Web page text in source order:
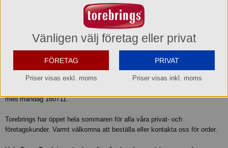
Vi firar sommaren med lägre fraktpris för order med Privpak hämtpaket i
butik till privatpersoner!
med måndag 160711.
Torebrings har öppet hela sommaren för alla våra privat- och
företagskunder. Varmt välkomna att beställa eller kontakta oss för order.
Vänligen välj företag eller privat
FÖRETAG
Priser visas exkl. moms
PRIVAT
Priser visas inkl. moms